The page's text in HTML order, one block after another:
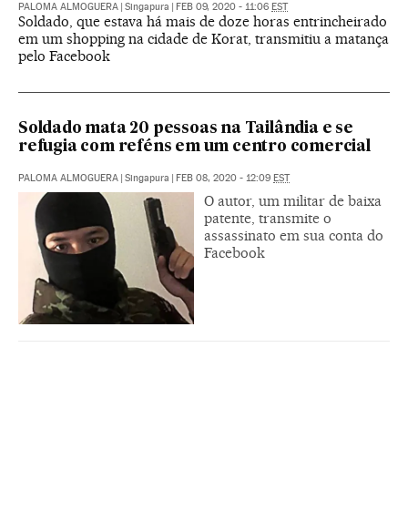
PALOMA ALMOGUERA Singapura FEB 09, 2020 - 11:06 EST
Soldado, que estava há mais de doze horas entrincheirado
em um shopping na cidade de Korat, transmitiu a matança
pelo Facebook
Soldado mata 20 pessoas na Tailândia e se
refugia com reféns em um centro comercial
PALOMA ALMOGUERA Singapura FEB 08, 2020 - 12:09 EST
O autor, um militar de baixa
patente, transmite o
assassinato em sua conta do
Facebook